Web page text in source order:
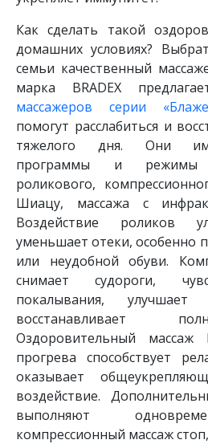
Как сделать такой
домашних условиях?
семьи качественный
марка BRADEX
массажеров серии
помогут расслабиться и
тяжелого дня. Они
программы и режимы
роликового,
Шиацу, массажа с
Воздействие роликов
уменьшает отеки, особенно
или неудобной обуви.
снимает судороги,
покалывания, улучшает
восстанавливает
Оздоровительный
прогрева способствует
оказывает
воздействие.
выполняют
компрессионный массаж